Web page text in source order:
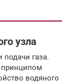
узла
газа.
принципом
водяного